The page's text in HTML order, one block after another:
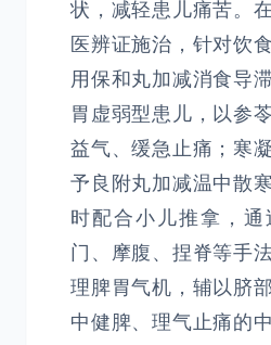
状，减轻患儿痛苦。
医辨证施治，针对饮
用保和丸加减消食导
胃虚弱型患儿，以参
益气、缓急止痛；寒
予良附丸加减温中散
时配合小儿推拿，通
门、摩腹、捏脊等手
理脾胃气机，辅以脐
中健脾、理气止痛的